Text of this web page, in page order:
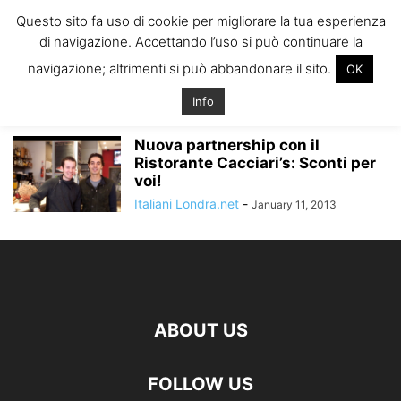
ITALIANI A
LONDRA
Il blog degli Italiani nella rebel city
Home Tags Sconti ristoranti londra
sconti ristoranti londra
Nuova partnership con il
Ristorante Cacciari’s: Sconti per
voi!
Italiani Londra.net - January 11, 2013
ABOUT US
FOLLOW US
Questo sito fa uso di cookie per migliorare la tua esperienza
di navigazione. Accettando l’uso si può continuare la
navigazione; altrimenti si può abbandonare il sito.
OK
Info